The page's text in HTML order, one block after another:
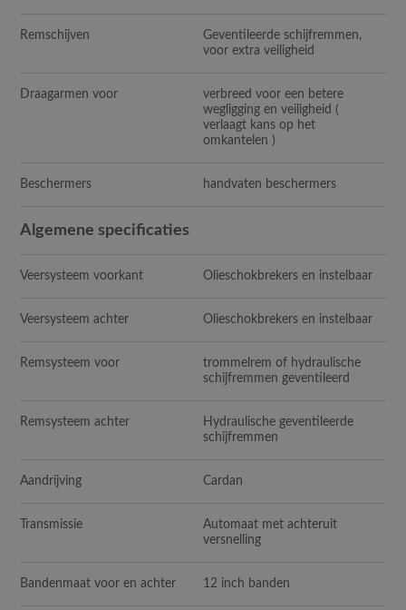
Remschijven
Geventileerde schijfremmen,
voor extra veiligheid
Draagarmen voor
verbreed voor een betere
wegligging en veiligheid (
verlaagt kans op het
omkantelen )
Beschermers handvaten beschermers
Algemene specificaties
Veersysteem voorkant Olieschokbrekers en instelbaar
Veersysteem achter Olieschokbrekers en instelbaar
Remsysteem voor
trommelrem of hydraulische
schijfremmen geventileerd
Remsysteem achter
Hydraulische geventileerde
schijfremmen
Aandrijving Cardan
Transmissie
Automaat met achteruit
versnelling
Bandenmaat voor en achter 12 inch banden